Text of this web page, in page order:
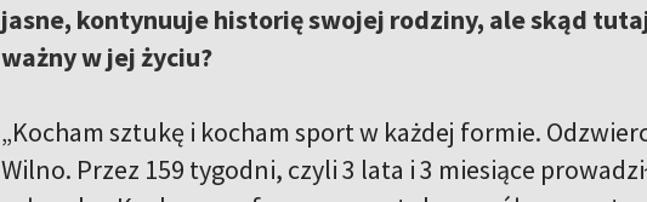
jasne, kontynuuje historię swojej rodziny, ale skąd
ważny w jej życiu?
„Kocham sztukę i kocham sport w każdej formie.
Wilno. Przez 159 tygodni, czyli 3 lata i 3 miesiące